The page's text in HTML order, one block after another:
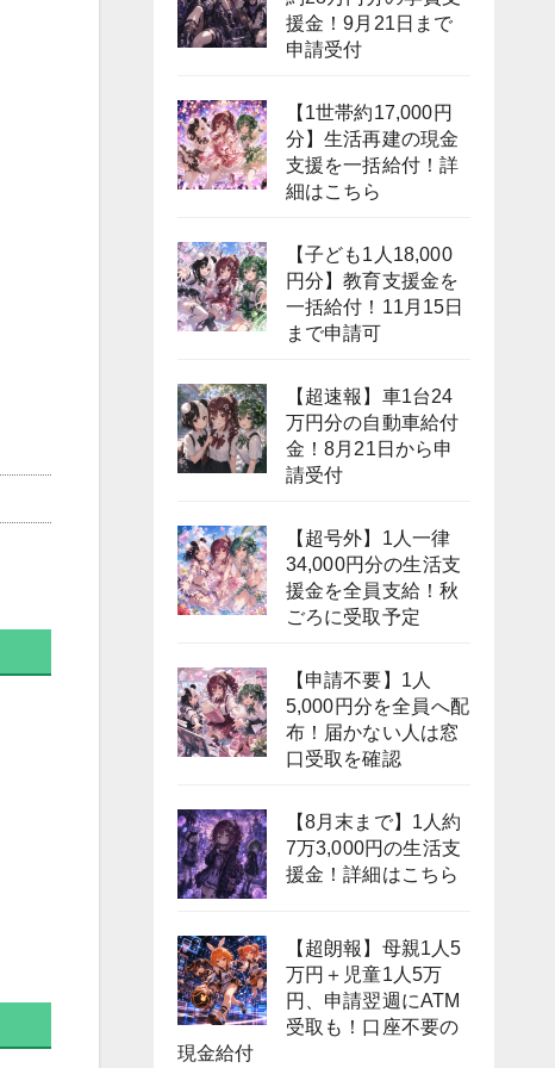
援金！9月21日まで
申請受付
【1世帯約17,000円
分】生活再建の現金
支援を一括給付！詳
細はこちら
【子ども1人18,000
円分】教育支援金を
一括給付！11月15日
まで申請可
【超速報】車1台24
万円分の自動車給付
金！8月21日から申
請受付
【超号外】1人一律
34,000円分の生活支
援金を全員支給！秋
ごろに受取予定
【申請不要】1人
5,000円分を全員へ配
布！届かない人は窓
口受取を確認
【8月末まで】1人約
7万3,000円の生活支
援金！詳細はこちら
【超朗報】母親1人5
万円＋児童1人5万
円、申請翌週にATM
受取も！口座不要の
現金給付